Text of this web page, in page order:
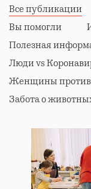
Все публикации
Вы помогли
Полезная
Люди vs
Женщины против
Забота о